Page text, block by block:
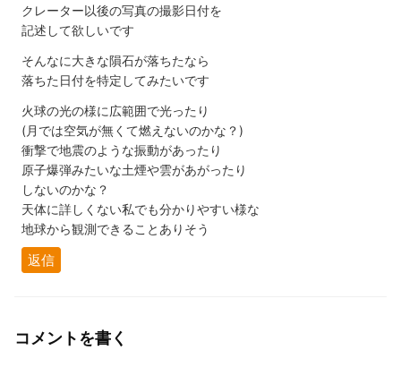
クレーター以後の写真の撮影日付を
記述して欲しいです
そんなに大きな隕石が落ちたなら
落ちた日付を特定してみたいです
火球の光の様に広範囲で光ったり
(月では空気が無くて燃えないのかな？)
衝撃で地震のような振動があったり
原子爆弾みたいな土煙や雲があがったり
しないのかな？
天体に詳しくない私でも分かりやすい様な
地球から観測できることありそう
返信
コメントを書く